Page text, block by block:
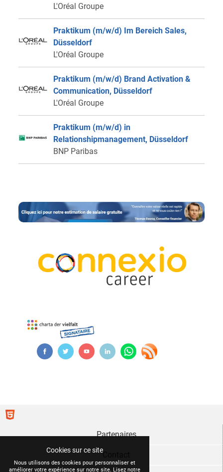
L'Oréal Groupe
Praktikum (m/w/d) Im Bereich Sales,
Düsseldorf
L'Oréal Groupe
Praktikum (m/w/d) Brand Activation &
Communication, Düsseldorf
L'Oréal Groupe
Praktikum (m/w/d) in
Relationshipmanagement, Düsseldorf
BNP Paribas
Cookies sur ce site
Nous utilisons des cookies pour personnaliser et
améliorer votre expérience sur notre site. Lisez notre
Partenaires
Contact